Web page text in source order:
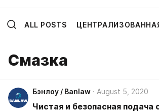
ALL POSTS
Смазка
Бэнлоу / Banlaw August 5, 2020
Чистая и безопасная подача